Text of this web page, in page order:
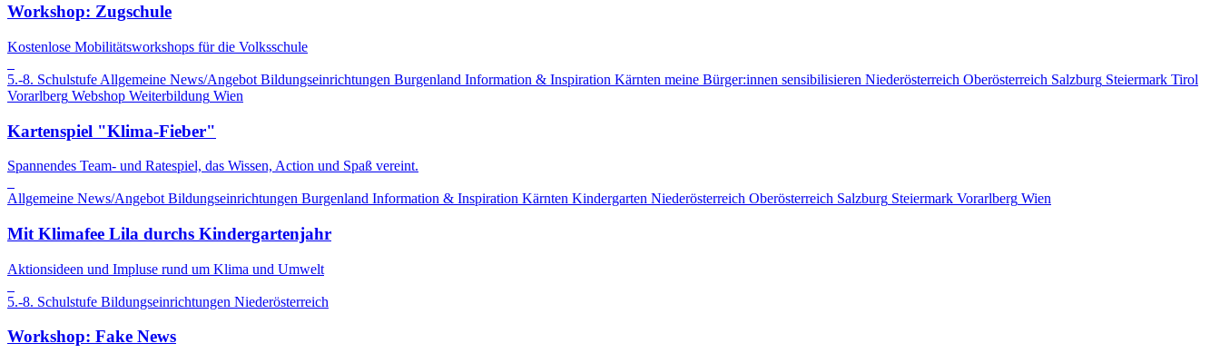
Workshop: Zugschule
Kostenlose Mobilitätsworkshops für die Volksschule
5.-8. Schulstufe Allgemeine News/Angebot Bildungseinrichtungen Burgenland Information & Inspiration Kärnten meine Bürger:innen sensibilisieren Niederösterreich Oberösterreich Salzburg Steiermark Tirol
Vorarlberg Webshop Weiterbildung Wien
Kartenspiel "Klima-Fieber"
Spannendes Team- und Ratespiel, das Wissen, Action und Spaß vereint.
Allgemeine News/Angebot Bildungseinrichtungen Burgenland Information & Inspiration Kärnten Kindergarten Niederösterreich Oberösterreich Salzburg Steiermark Vorarlberg Wien
Mit Klimafee Lila durchs Kindergartenjahr
Aktionsideen und Impluse rund um Klima und Umwelt
5.-8. Schulstufe Bildungseinrichtungen Niederösterreich
Workshop: Fake News